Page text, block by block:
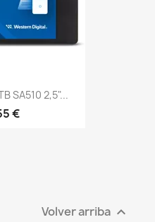
SA510 2,5"...
€
Volver arriba 